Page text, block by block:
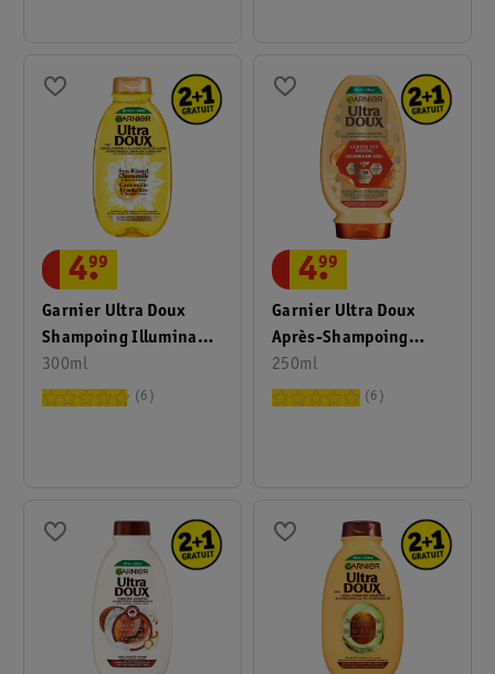
Garnier Ultra Doux
Shampoing Illuminant
& Brillant Camomille
Ensoleillée & Miel De
300ml
4.
99
6
Garnier Ultra Doux
Après-Shampoing
Reconstituant Trésors
De Miel
250ml
4.
99
6